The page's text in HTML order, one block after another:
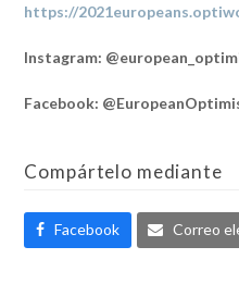
https://
Instagram:
Facebook:
Compártelo mediante
Facebook Correo